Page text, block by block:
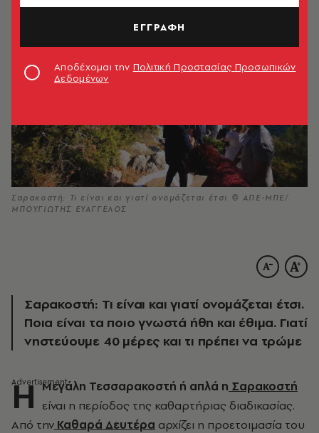
Σαρακοστή: Τι είναι και γιατί ονομάζεται έτσι © ΑΠΕ-ΜΠΕ/
ΜΠΟΥΓΙΩΤΗΣ ΕΥΑΓΓΕΛΟΣ
Σαρακοστή: Τι είναι και γιατί ονομάζεται έτσι.
Ποια είναι τα ποιο γνωστά ήθη και έθιμα. Γιατί
νηστεύουμε 40 μέρες και τι πρέπει να τρώμε
Η Μεγάλη Τεσσαρακοστή ή απλά η Σαρακοστή
είναι η περίοδος της καθαρτήριας διαδικασίας.
Από την Καθαρά Δευτέρα αρχίζει η προετοιμασία του
ΕΓΓΡΑΦΗ
Αποδέχομαι την Πολιτική Προστασίας Προσωπικών
Δεδομένων